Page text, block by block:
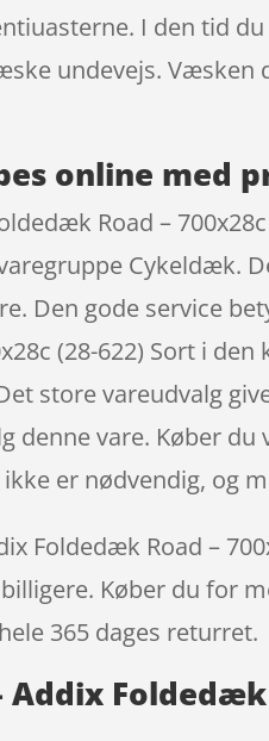
I den tid
undevejs.
online med
Road –
Cykeldæk.
Den gode service
(28-622) Sort i
store vareudvalg
denne vare. Køber
er nødvendig, og
Foldedæk Road –
Køber du for
365 dages returret.
Addix